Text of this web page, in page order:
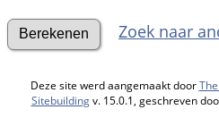
Zoek naar
Deze site werd aangemaakt door
Sitebuildingv. 15.0.1, geschreven